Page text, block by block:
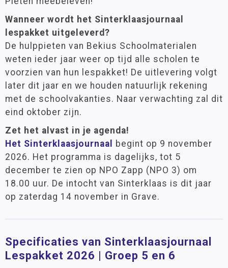
Wanneer wordt het Sinterklaasjournaal
lespakket uitgeleverd?
De hulppieten van Bekius Schoolmaterialen
weten ieder jaar weer op tijd alle scholen te
voorzien van hun lespakket! De uitlevering volgt
later dit jaar en we houden natuurlijk rekening
met de schoolvakanties. Naar verwachting zal dit
eind oktober zijn.
Zet het alvast in je agenda!
Het Sinterklaasjournaal
begint op 9 november
2026. Het programma is dagelijks, tot 5
december te zien op NPO Zapp (NPO 3) om
18.00 uur. De intocht van Sinterklaas is dit jaar
op zaterdag 14 november in Grave.
Specificaties van Sinterklaasjournaal
Lespakket 2026 | Groep 5 en 6